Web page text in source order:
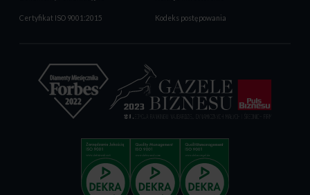
Certyfikat ISO 9001:2015 Kodeks postępowania